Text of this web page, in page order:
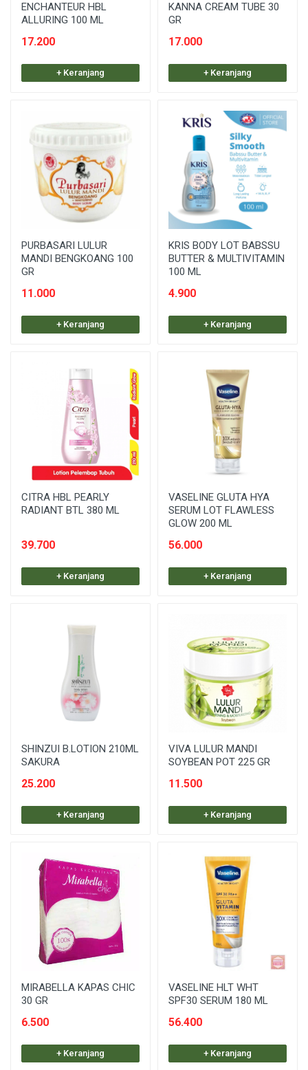
ENCHANTEUR HBL
ALLURING 100 ML
17.200
+ Keranjang
KANNA CREAM TUBE 30
GR
17.000
+ Keranjang
PURBASARI LULUR
MANDI BENGKOANG 100
GR
11.000
+ Keranjang
KRIS BODY LOT BABSSU
BUTTER & MULTIVITAMIN
100 ML
4.900
+ Keranjang
CITRA HBL PEARLY
RADIANT BTL 380 ML
39.700
+ Keranjang
VASELINE GLUTA HYA
SERUM LOT FLAWLESS
GLOW 200 ML
56.000
+ Keranjang
SHINZUI B.LOTION 210ML
SAKURA
25.200
+ Keranjang
VIVA LULUR MANDI
SOYBEAN POT 225 GR
11.500
+ Keranjang
MIRABELLA KAPAS CHIC
30 GR
6.500
+ Keranjang
VASELINE HLT WHT
SPF30 SERUM 180 ML
56.400
+ Keranjang